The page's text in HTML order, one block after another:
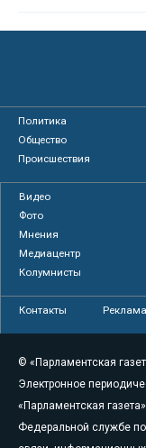
Политика
Общество
Происшествия
Видео
Фото
Мнения
Медиацентр
Колумнисты
Контакты Реклама
© «Парламентская
Электронное
«Парламентская
Федеральной службе